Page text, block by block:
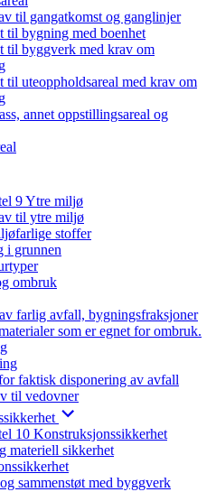
til gangatkomst og ganglinjer
til bygning med boenhet
til byggverk med krav om
til uteoppholdsareal med krav om
annet oppstillingsareal og
9 Ytre miljø
til ytre miljø
stoffer
i grunnen
ombruk
farlig avfall, bygningsfraksjoner
som er egnet for ombruk.
faktisk disponering av avfall
til vedovner
10 Konstruksjonssikkerhet
materiell sikkerhet
sammenstøt med byggverk